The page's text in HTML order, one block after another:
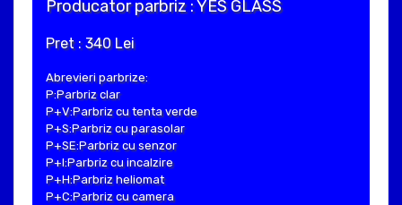
Producator parbriz : YES GLASS
Pret : 340 Lei
Abrevieri parbrize:
P:Parbriz clar
P+V:Parbriz cu tenta verde
P+S:Parbriz cu parasolar
P+SE:Parbriz cu senzor
P+I:Parbriz cu incalzire
P+H:Parbriz heliomat
P+C:Parbriz cu camera